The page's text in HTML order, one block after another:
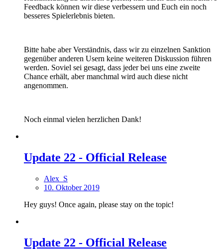
Feedback können wir diese verbessern und Euch ein noch
besseres Spielerlebnis bieten.
Bitte habe aber Verständnis, dass wir zu einzelnen Sanktion
gegenüber anderen Usern keine weiteren Diskussion führen
werden. Soviel sei gesagt, dass jeder bei uns eine zweite
Chance erhält, aber manchmal wird auch diese nicht
angenommen.
Noch einmal vielen herzlichen Dank!
Update 22 - Official Release
Alex_S
10. Oktober 2019
Hey guys! Once again, please stay on the topic!
Update 22 - Official Release